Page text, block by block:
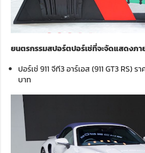
ยนตรกรรมสปอร์ตปอร์เช่ที่จะจัดแสดงภา
ปอร์เช่ 911 จีที3 อาร์เอส (911 GT3 RS) ร
บาท